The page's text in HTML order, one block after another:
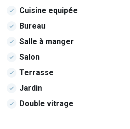
Cuisine equipée
Bureau
Salle à manger
Salon
Terrasse
Jardin
Double vitrage